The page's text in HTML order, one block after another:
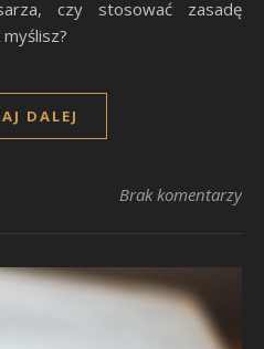
czy stosować zasadę
DALEJ
Brak komentarzy